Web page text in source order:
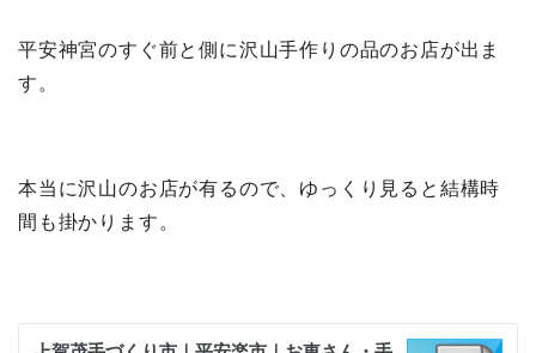
平安神宮のすぐ前と側に沢山手作りの品のお店が出ま
す。
本当に沢山のお店が有るので、ゆっくり見ると結構時
間も掛かります。